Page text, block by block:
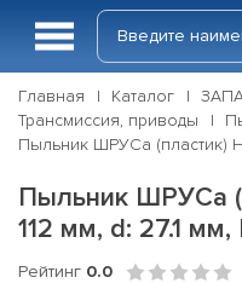
Главная Каталог
Трансмиссия, приводы
Пыльник ШРУСа (пластик)
Пыльник ШРУСа
112 мм, d: 27.1 мм,
Рейтинг 0.0